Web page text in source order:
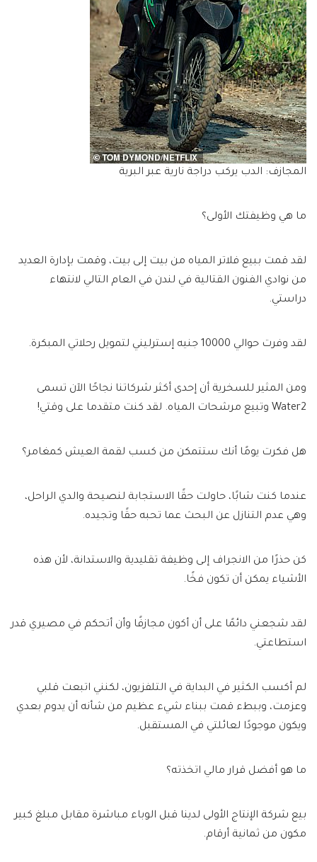
المجازف: الدب يركب دراجة نارية عبر البرية
ما هي وظيفتك الأولى؟
لقد قمت ببيع فلاتر المياه من بيت إلى بيت، وقمت بإدارة العديد
من نوادي الفنون القتالية في لندن في العام التالي لانتهاء
دراستي.
لقد وفرت حوالي 10000 جنيه إسترليني لتمويل رحلاتي المبكرة.
ومن المثير للسخرية أن إحدى أكثر شركاتنا نجاحًا الآن تسمى
Water2 وتبيع مرشحات المياه. لقد كنت متقدما على وقتي!
هل فكرت يومًا أنك ستتمكن من كسب لقمة العيش كمغامر؟
عندما كنت شابًا، حاولت حقًا الاستجابة لنصيحة والدي الراحل،
وهي عدم التنازل عن البحث عما تحبه حقًا وتجيده.
كن حذرًا من الانجراف إلى وظيفة تقليدية والاستدانة، لأن هذه
الأشياء يمكن أن تكون فخًا.
لقد شجعني دائمًا على أن أكون مجازفًا وأن أتحكم في مصيري قدر
استطاعتي.
لم أكسب الكثير في البداية في التلفزيون، لكنني اتبعت قلبي
وعزمت، وببطء قمت ببناء شيء عظيم من شأنه أن يدوم بعدي
ويكون موجودًا لعائلتي في المستقبل.
ما هو أفضل قرار مالي اتخذته؟
بيع شركة الإنتاج الأولى لدينا قبل الوباء مباشرة مقابل مبلغ كبير
مكون من ثمانية أرقام.